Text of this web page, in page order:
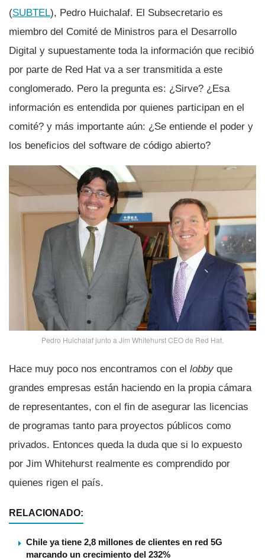
(SUBTEL), Pedro Huichalaf. El Subsecretario es
miembro del Comité de Ministros para el Desarrollo
Digital y supuestamente toda la información que recibió
por parte de Red Hat va a ser transmitida a este
conglomerado. Pero la pregunta es: ¿Sirve? ¿Esa
información es entendida por quienes participan en el
comité? y más importante aún: ¿Se entiende el poder y
los beneficios del software de código abierto?
Pedro Huichalaf junto a Jim Whitehurst CEO de Red Hat.
Hace muy poco nos encontramos con el lobby que
grandes empresas están haciendo en la propia cámara
de representantes, con el fin de asegurar las licencias
de programas tanto para proyectos públicos como
privados. Entonces queda la duda que si lo expuesto
por Jim Whitehurst realmente es comprendido por
quienes rigen el paí­s.
RELACIONADO:
Chile ya tiene 2,8 millones de clientes en red 5G
marcando un crecimiento del 232%